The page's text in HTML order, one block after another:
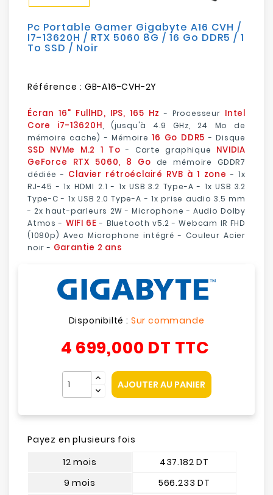
Loisirs
Pc Portable Gamer Gigabyte A16 CVH /
I7-13620H / RTX 5060 8G / 16 Go DDR5 / 1
To SSD / Noir
Référence : GB-A16-CVH-2Y
Écran 16" FullHD, IPS, 165 Hz - Processeur Intel
Core i7-13620H , (jusqu'à 4.9 GHz, 24 Mo de
mémoire cache) - Mémoire16 Go DDR5 - Disque
SSD NVMe M.2 1 To - Carte graphique NVIDIA
GeForce RTX 5060, 8 Go de mémoire GDDR7
dédiée - Clavier rétroéclairé RVB à 1 zone - 1x
RJ-45 - 1x HDMI 2.1 - 1x USB 3.2 Type-A - 1x USB 3.2
Type-C - 1x USB 2.0 Type-A - 1x prise audio 3.5 mm
- 2x haut-parleurs 2W - Microphone - Audio Dolby
Atmos - WIFI 6E - Bluetooth v5.2 - Webcam IR FHD
(1080p) Avec Microphone intégré - Couleur Acier
noir - Garantie 2 ans
Disponibilté : Sur commande
4 699,000 DT TTC
AJOUTER AU PANIER
Payez en plusieurs fois
12 mois
9 mois
437.182 DT
566.233 DT